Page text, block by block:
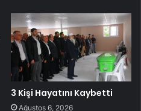
3 Kişi Hayatını Kaybetti
Ağustos 6, 2026